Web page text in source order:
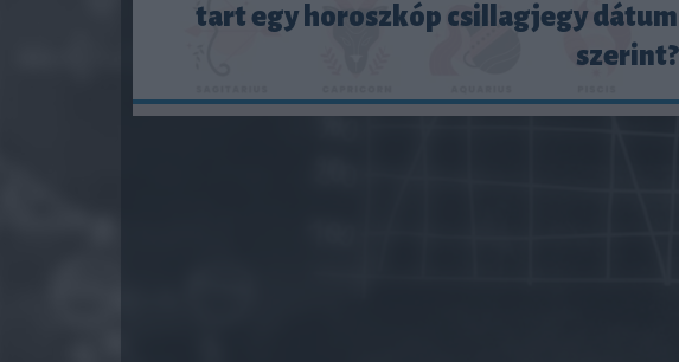
tart egy horoszkóp csillagjegy dátum
szerint?